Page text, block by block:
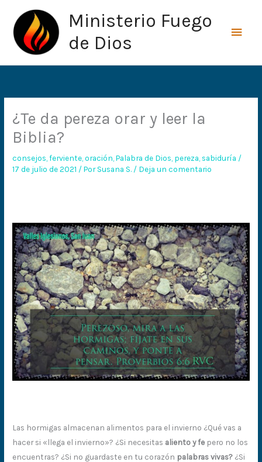
contenido
Ministerio Fuego
de Dios
¿Te da pereza orar y leer la
Biblia?
consejos ,ferviente ,oración ,Palabra de Dios pereza sabiduría /
17 de julio de 2021 / PorSusana S. / Deja un comentario
Las hormigas almacenan alimentos para el invierno ¿Qué vas a
hacer si «llega el invierno»? ¿Si necesitas aliento y fe pero no los
encuentras? ¿Si no guardaste en tu corazón palabras vivas? ¿Si